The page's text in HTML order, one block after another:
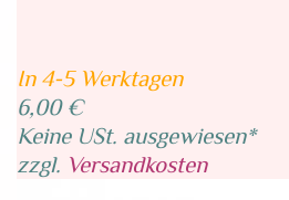
In 4-5 Werktagen
6,00 €
Keine USt. ausgewiesen*
zzgl. Versandkosten